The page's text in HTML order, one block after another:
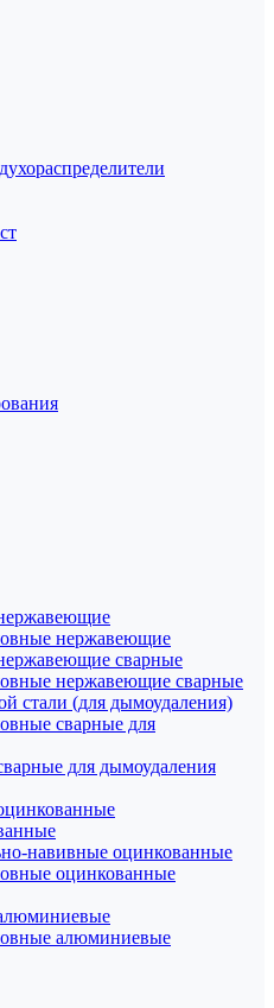
нержавеющие
сварные
нержавеющие сварные
стали (для дымоудаления)
сварные для
для дымоудаления
навивные оцинкованные
оцинкованные
алюминиевые